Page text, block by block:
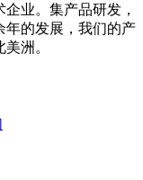
业。集产品研发，
年的发展，我们的产
洲。